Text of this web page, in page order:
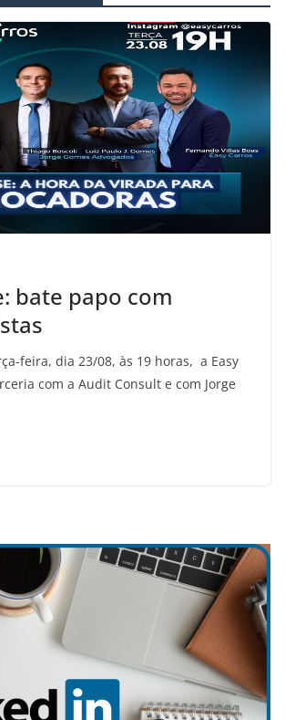
bate papo com
feira, dia 23/08, às 19 horas, a Easy
com a Audit Consult e com Jorge